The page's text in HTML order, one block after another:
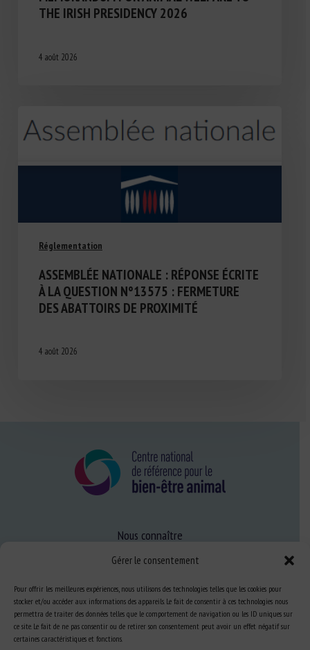
Gérer le consentement
Pour offrir les meilleures expériences, nous utilisons des technologies telles que les cookies pour
stocker et/ou accéder aux informations des appareils. Le fait de consentir à ces technologies nous
permettra de traiter des données telles que le comportement de navigation ou les ID uniques sur
ce site. Le fait de ne pas consentir ou de retirer son consentement peut avoir un effet négatif sur
certaines caractéristiques et fonctions.
THE IRISH PRESIDENCY 2026
4 août 2026
Réglementation
ASSEMBLÉE NATIONALE : RÉPONSE ÉCRITE
À LA QUESTION N°13575 : FERMETURE
DES ABATTOIRS DE PROXIMITÉ
4 août 2026
Nous connaître
FAQ
Expertise
S’informer sur le BEA